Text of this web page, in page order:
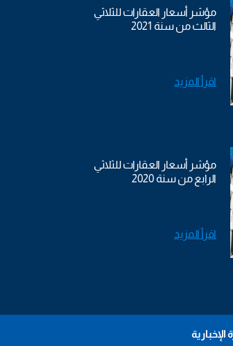
مؤشر أسعار العقارات للثلاثي
الثالث من سنة 2021
اقرأ المزيد
مؤشر أسعار العقارات للثلاثي
الرابع من سنة 2020
اقرأ المزيد
الإخبارية